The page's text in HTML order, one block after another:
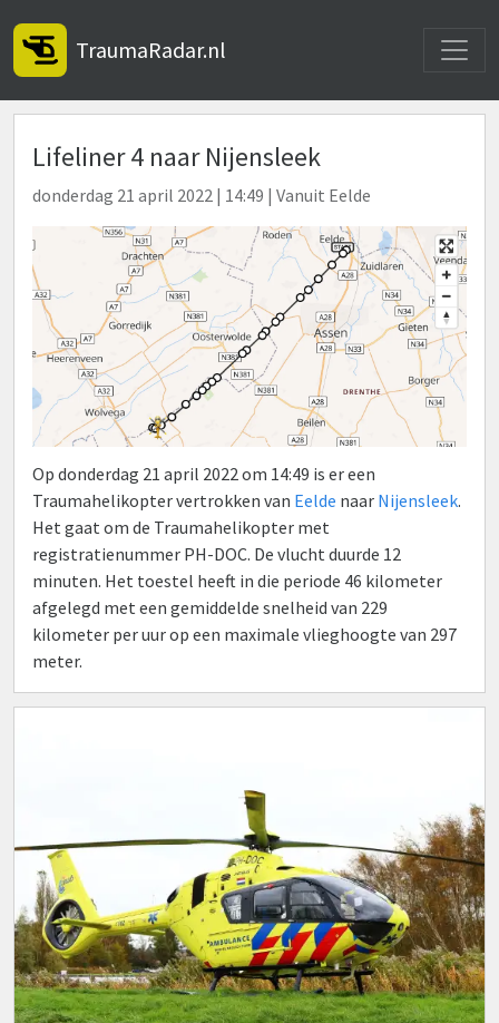
TraumaRadar.nl
Lifeliner 4 naar Nijensleek
donderdag 21 april 2022 | 14:49 | Vanuit Eelde
Op donderdag 21 april 2022 om 14:49 is er een
Traumahelikopter vertrokken van Eelde naar Nijensleek.
Het gaat om de Traumahelikopter met
registratienummer PH-DOC. De vlucht duurde 12
minuten. Het toestel heeft in die periode 46 kilometer
afgelegd met een gemiddelde snelheid van 229
kilometer per uur op een maximale vlieghoogte van 297
meter.